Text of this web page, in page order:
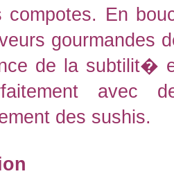
compotes. En
de la subtilit�
des sushis.